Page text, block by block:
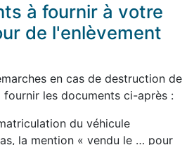
à fournir à votre
de l'enlèvement
en cas de destruction de
fournir les documents ci-après :
du véhicule
la mention « vendu le … pour